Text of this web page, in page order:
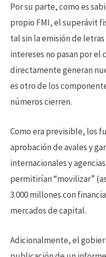
Por su parte, como es
propio FMI, el superávit
tal sin la emisión de
intereses no pasan por el
directamente generan
es otro de los
números cierren.
Como era previsible, los
aprobación de avales y
internacionales y
permitirían “movilizar”
3.000 millones con
mercados de capital.
Adicionalmente, el